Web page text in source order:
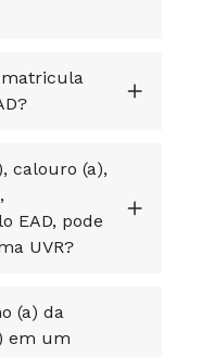
matricula
calouro (a),
EAD, pode
UVR?
(a) da
em um